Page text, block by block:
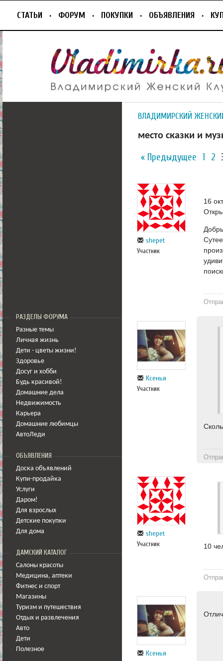
СТАТЬИ ФОРУМ ПОКУПКИ ОБЪЯВЛЕНИЯ
РАЗДЕЛЫ ФОРУМА
Разные темы
Личная жизнь
Дети - цветы жизни!
Здоровье
Досуг и хобби
Будь красивой!
Домашние дела
Недвижимость
Карьера
Домашние любимцы
АвтоЛеди
ОБЪЯВЛЕНИЯ
Доска объявлений
Купи-продайка
Услуги
Даром!
Для взрослых
Детские покупки
Для дома
ДАМСКИЙ КАТАЛОГ
Салоны красоты
Медицина, аптеки
Фитнес и спорт
Магазины
Туризм и путешествия
Отдых и развлечения
Авто
Дети
Полезное
ВЛАДИМИРСКИЙ
место сказки и
« Предыдущее 1 2
shepet
Участник
16
Ксенья
Участник
shepet
Участник 10
Ксенья